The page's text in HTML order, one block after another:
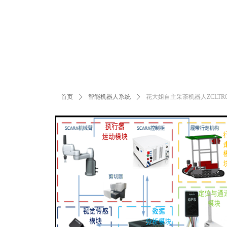
首页 ꄲ 智能机器人系统 ꄲ 花大姐自主采茶机器人